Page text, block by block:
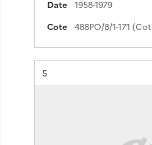
Date
1958-1979
Cote
Résultat n°
5